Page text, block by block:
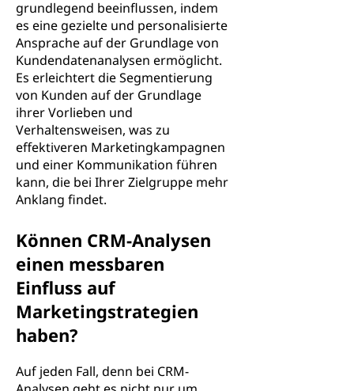
grundlegend beeinflussen, indem
es eine gezielte und personalisierte
Ansprache auf der Grundlage von
Kundendatenanalysen ermöglicht.
Es erleichtert die Segmentierung
von Kunden auf der Grundlage
ihrer Vorlieben und
Verhaltensweisen, was zu
effektiveren Marketingkampagnen
und einer Kommunikation führen
kann, die bei Ihrer Zielgruppe mehr
Anklang findet.
Können CRM-Analysen
einen messbaren
Einfluss auf
Marketingstrategien
haben?
Auf jeden Fall, denn bei CRM-